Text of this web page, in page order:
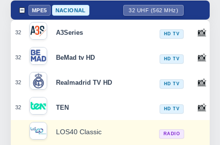
MPE5 NACIONAL 32 UHF (562 MHz)
32 A3Series HD TV 📸
32 BeMad tv HD HD TV 📸
32 Realmadrid TV HD HD TV 📸
32 TEN HD TV 📸
LOS40 Classic RADIO